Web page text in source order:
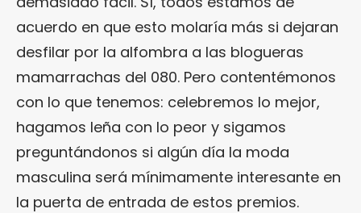
acuerdo en que esto molaría más si dejaran
desfilar por la alfombra a las blogueras
mamarrachas del 080. Pero contentémonos
con lo que tenemos: celebremos lo mejor,
hagamos leña con lo peor y sigamos
preguntándonos si algún día la moda
masculina será mínimamente interesante en
la puerta de entrada de estos premios.